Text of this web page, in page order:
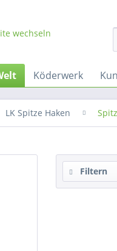
Köderwerk
LK Spitze Haken
Filtern